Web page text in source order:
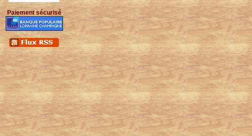
Paiement sécurisé